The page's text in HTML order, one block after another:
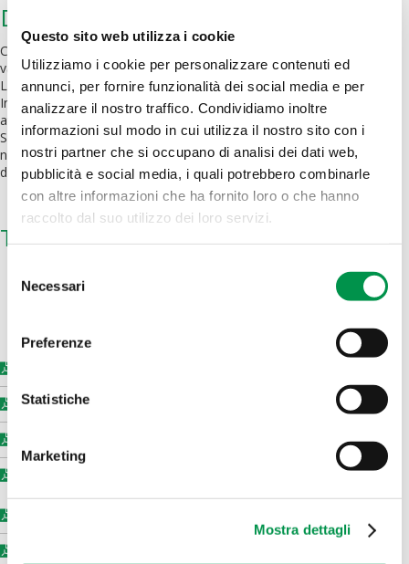
Questo sito web utilizza i cookie
Utilizziamo i cookie per personalizzare contenuti ed
annunci, per fornire funzionalità dei social media e per
analizzare il nostro traffico. Condividiamo inoltre
informazioni sul modo in cui utilizza il nostro sito con i
nostri partner che si occupano di analisi dei dati web,
pubblicità e social media, i quali potrebbero combinarle
con altre informazioni che ha fornito loro o che hanno
raccolto dal suo utilizzo dei loro servizi.
delNecessari
Preferenze
Statistiche
Marketing
Mostra dettagli
Descrizione
Con il Polietilene Alta Densità Industrie Generali rifornisce il
vasto mercato del soffiaggio, dell’estrusione e della filmatura.
La logistica appositamente predisposta consente ad
Industrie Generali di rifornire tutto il territorio nazionale senza
avere aggravi di trasporto.
Su questa poliolefine, come su tutti gli altri prodotti presenti
nella gamma, Industrie Generali garantisce assistenza tecnica
diretta attraverso la propria rete.
Tipologia prodotto
HHM 3802Dens. 938 – Mfr 0.20